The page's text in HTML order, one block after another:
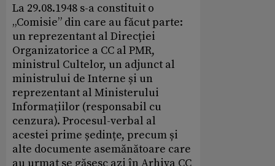
La 29.08.1948 s-a constituit o
„Comisie” din care au făcut parte:
un reprezentant al Direcției
Organizatorice a CC al PMR,
ministrul Cultelor, un adjunct al
ministrului de Interne și un
reprezentant al Ministerului
Informațiilor (responsabil cu
cenzura). Procesul-verbal al
acestei prime ședințe, precum și
alte documente asemănătoare care
au urmat se găsesc azi în Arhiva CC